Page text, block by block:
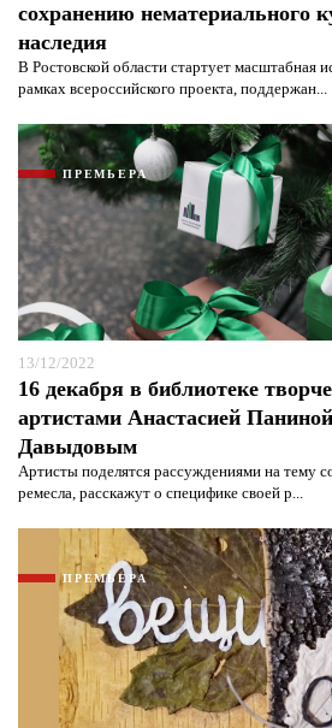
сохранению нематериального
наследия
В Ростовской области стартует масштабная
рамках всероссийского проекта, поддержан...
ПРЕМЬЕРА
13/12/2022
16 декабря в библиотеке
артистами Анастасией
Давыдовым
Артисты поделятся рассуждениями на тему
ремесла, расскажут о специфике своей р...
ПРЕМЬЕРА
Я согласен сполитикой
защиты информации*
Я согласен с
политикой
защиты информации*